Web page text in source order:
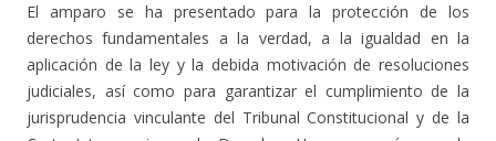
El amparo se ha presentado para la protección de los
derechos fundamentales a la verdad, a la igualdad en la
aplicación de la ley y la debida motivación de resoluciones
judiciales, así como para garantizar el cumplimiento de la
jurisprudencia vinculante del Tribunal Constitucional y de la